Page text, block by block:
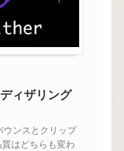
ィザリング
ンスとクリップ
はどちらも変わ